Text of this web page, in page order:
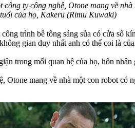
ty công nghệ, Otone mang về
của họ, Kakeru (Rimu Kuwaki)
trình bê tông sáng sủa có cửa sổ
gian duy nhất anh có thể coi là
trong mối quan hệ của họ, hôn
mang về nhà một con robot